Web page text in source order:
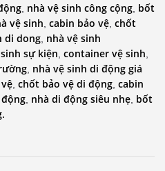
nhà vệ sinh công cộng bốt
vệ sinh cabin bảo vệ chốt
di dong nhà vệ sinh
sự kiện container vệ sinh
nhà vệ sinh di động giá
chốt bảo vệ di động cabin
nhà di động siêu nhẹ bốt